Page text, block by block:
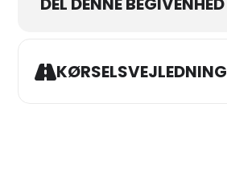
KØRSELSVEJLEDNING